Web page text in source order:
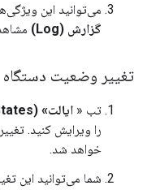
می‌توانید این
گزارش (Log)
تغییر وضعیت دستگاه
تب « ایالت» (States)
را ویرایش کنید.
خواهد شد.
شما می‌توانید این